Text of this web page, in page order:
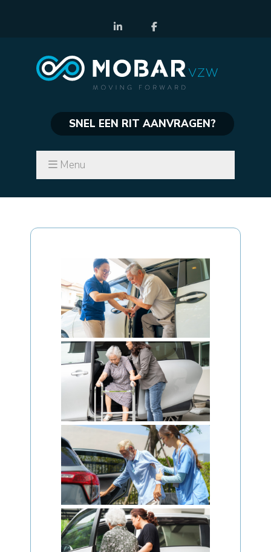
SNEL EEN RIT AANVRAGEN?
Menu